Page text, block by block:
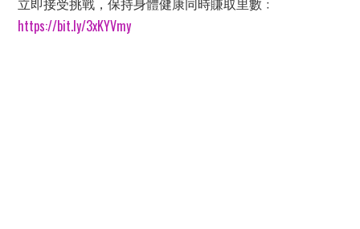
https://bit.ly/3xKYVmy